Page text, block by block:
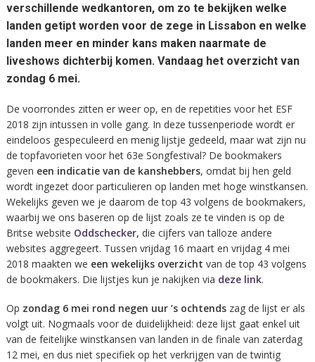
verschillende wedkantoren, om zo te bekijken welke
landen getipt worden voor de zege in Lissabon en welke
landen meer en minder kans maken naarmate de
liveshows dichterbij komen. Vandaag het overzicht van
zondag 6 mei.
De voorrondes zitten er weer op, en de repetities voor het ESF
2018 zijn intussen in volle gang. In deze tussenperiode wordt er
eindeloos gespeculeerd en menig lijstje gedeeld, maar wat zijn nu
de topfavorieten voor het 63e Songfestival? De bookmakers
geven een indicatie van de kanshebbers, omdat bij hen geld
wordt ingezet door particulieren op landen met hoge winstkansen.
Wekelijks geven we je daarom de top 43 volgens de bookmakers,
waarbij we ons baseren op de lijst zoals ze te vinden is op de
Britse website Oddschecker, die cijfers van talloze andere
websites aggregeert. Tussen vrijdag 16 maart en vrijdag 4 mei
2018 maakten we een wekelijks overzicht van de top 43 volgens
de bookmakers. Die lijstjes kun je nakijken via deze link.
Op zondag 6 mei rond negen uur ’s ochtendszag de lijst er als
volgt uit. Nogmaals voor de duidelijkheid: deze lijst gaat enkel uit
van de feitelijke winstkansen van landen in de finale van zaterdag
12 mei, en dus niet specifiek op het verkrijgen van de twintig